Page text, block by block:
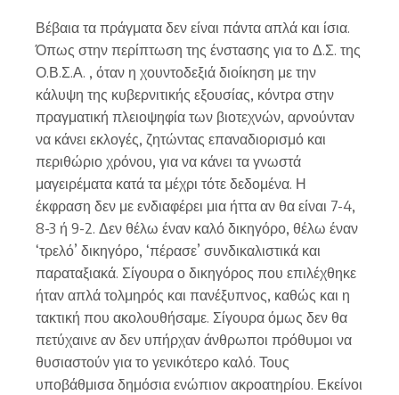
Βέβαια τα πράγματα δεν είναι πάντα απλά και ίσια.
Όπως στην περίπτωση της ένστασης για το Δ.Σ. της
Ο.Β.Σ.Α. , όταν η χουντοδεξιά διοίκηση με την
κάλυψη της κυβερνιτικής εξουσίας, κόντρα στην
πραγματική πλειοψηφία των βιοτεχνών, αρνούνταν
να κάνει εκλογές, ζητώντας επαναδιορισμό και
περιθώριο χρόνου, για να κάνει τα γνωστά
μαγειρέματα κατά τα μέχρι τότε δεδομένα. Η
έκφραση δεν με ενδιαφέρει μια ήττα αν θα είναι 7-4,
8-3 ή 9-2. Δεν θέλω έναν καλό δικηγόρο, θέλω έναν
‘τρελό’ δικηγόρο, ‘πέρασε’ συνδικαλιστικά και
παραταξιακά. Σίγουρα ο δικηγόρος που επιλέχθηκε
ήταν απλά τολμηρός και πανέξυπνος, καθώς και η
τακτική που ακολουθήσαμε. Σίγουρα όμως δεν θα
πετύχαινε αν δεν υπήρχαν άνθρωποι πρόθυμοι να
θυσιαστούν για το γενικότερο καλό. Τους
υποβάθμισα δημόσια ενώπιον ακροατηρίου. Εκείνοι